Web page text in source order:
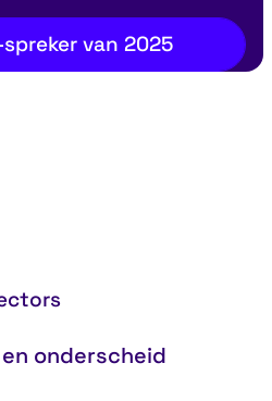
van 2025
onderscheid